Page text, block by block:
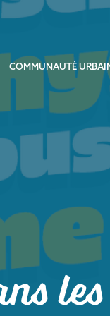
COMMUNAUTÉ